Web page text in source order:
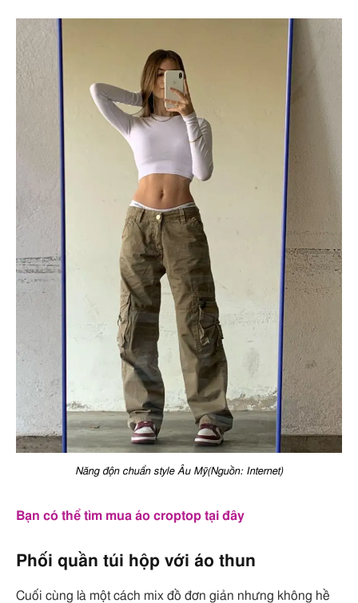
Năng độn chuẩn style Âu Mỹ(Nguồn: Internet)
Bạn có thể tìm mua áo croptop tại đây
Phối quần túi hộp với áo thun
Cuối cùng là một cách mix đồ đơn giản nhưng không hề